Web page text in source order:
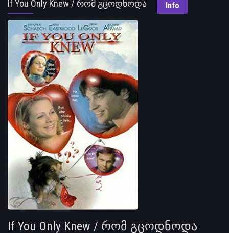
If You Only Knew / რომ გცოდნოდა Info
If You Only Knew / რომ გცოდნოდა